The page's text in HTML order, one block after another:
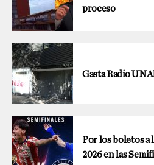
proceso
Gasta Radio
Por los boletos a
2026 en las